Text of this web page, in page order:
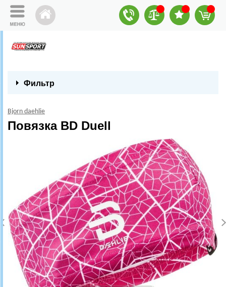
Фильтр
Bjorn daehlie
Повязка BD Duell